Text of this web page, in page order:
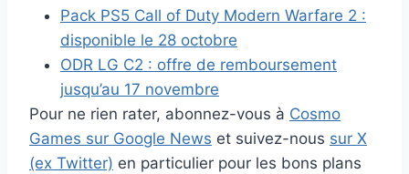
Pack PS5 Call of Duty Modern Warfare 2 :
disponible le 28 octobre
ODR LG C2 : offre de remboursement
jusqu’au 17 novembre
Pour ne rien rater, abonnez-vous à Cosmo
Games sur Google News et suivez-nous sur X
(ex Twitter) en particulier pour les bons plans